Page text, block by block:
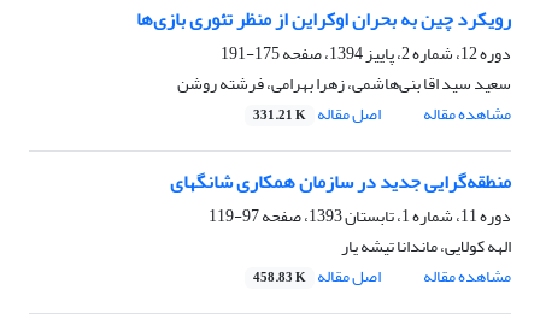
رویکرد چین به بحران اوکراین از منظر تئوری بازی‌ها
دوره 12، شماره 2، پاییز 1394، صفحه
175-191
سعید سید اقا بنی‌هاشمی، زهرا بهرامی، فرشته روشن
مشاهده مقاله
اصل مقاله 331.21 K
منطقه‌گرایی جدید در سازمان همکاری شانگهای
دوره 11، شماره 1، تابستان 1393، صفحه
97-119
الهه کولایی، ماندانا تیشه یار
مشاهده مقاله
اصل مقاله 458.83 K